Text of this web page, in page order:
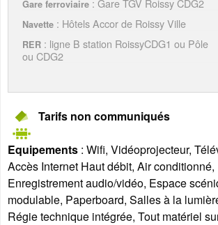
Gare ferroviaire : Gare TGV Roissy CDG2
Navette : Hôtels Accor de Roissy Ville
RER : ligne B station RoissyCDG1 ou Pôle
ou CDG2
Tarifs non communiqués
Equipements : Wifi, Vidéoprojecteur,
Accès Internet Haut débit, Air conditionné,
Enregistrement audio/vidéo, Espace
modulable, Paperboard, Salles à la
Régie technique intégrée, Tout matériel